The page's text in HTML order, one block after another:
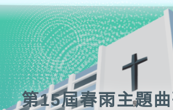
第15屆春雨主題